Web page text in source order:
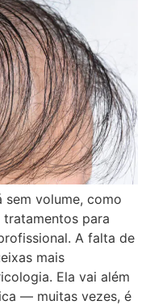
sem volume, como
para
A falta de
mais
Ela vai além
— muitas vezes, é